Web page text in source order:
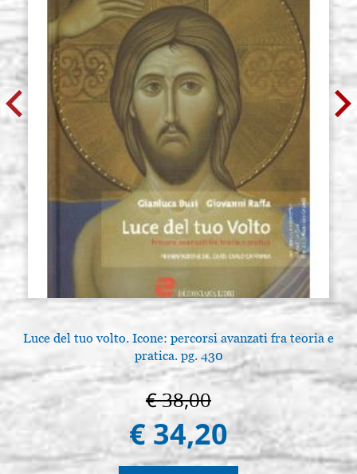
Luce del tuo volto. Icone: percorsi avanzati fra teoria e
pratica. pg. 430
€ 38,00
€ 34,20